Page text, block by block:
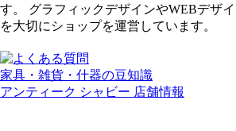
す。 グラフィックデザインやWEBデザ
を大切にショップを運営しています。
家具・雑貨・什器の豆知識
アンティーク シャビー 店舗情報